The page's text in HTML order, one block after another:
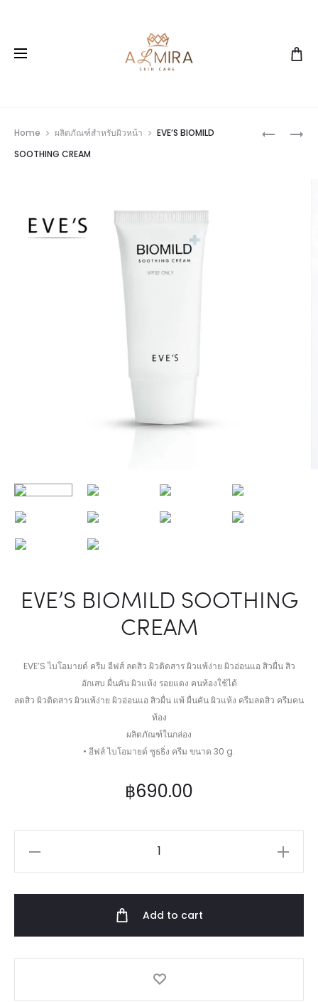
Home ผลิตภัณฑ์สำหรับผิวหน้า
EVE’S BIOMILD
SOOTHING CREAM
EVE’S BIOMILD SOOTHING
CREAM
EVE’S ไบโอมายด์ ครีม อีฟส์ ลดสิว ผิวติดสาร ผิวแพ้ง่าย ผิวอ่อนแอ สิวผื่น สิว
อักเสบ ผื่นคัน ผิวแห้ง รอยแดง คนท้องใช้ได้
ลดสิว ผิวติดสาร ผิวแพ้ง่าย ผิวอ่อนแอ สิวผื่น แพ้ ผื่นคัน ผิวแห้ง ครีมลดสิว ครีมคน
ท้อง
ผลิตภัณฑ์ในกล่อง
• อีฟส์ ไบโอมายด์ ซูธธิ่ง ครีม ขนาด 30 g.
฿690.00
Add to cart